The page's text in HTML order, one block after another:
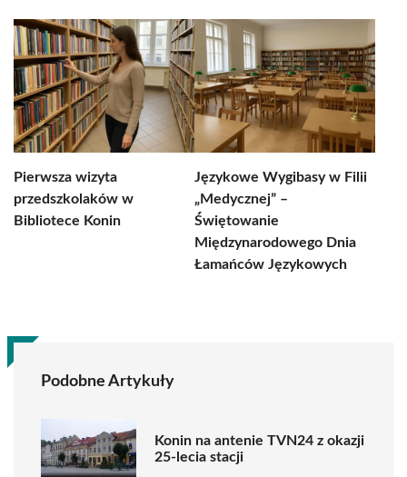
Pierwsza wizyta
przedszkolaków w
Bibliotece Konin
Językowe Wygibasy w Filii
„Medycznej” –
Świętowanie
Międzynarodowego Dnia
Łamańców Językowych
Podobne Artykuły
Konin na antenie TVN24 z okazji
25-lecia stacji